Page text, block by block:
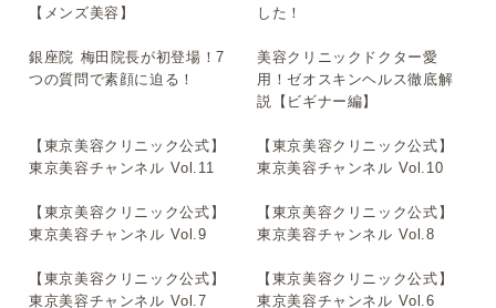
【メンズ美容】
した！
▶
銀座院 梅田院長が初登場！7
つの質問で素顔に迫る！
▶
美容クリニックドクター愛
用！ゼオスキンヘルス徹底解
説【ビギナー編】
▶
【東京美容クリニック公式】
東京美容チャンネル Vol.11
▶
【東京美容クリニック公式】
東京美容チャンネル Vol.10
▶
【東京美容クリニック公式】
東京美容チャンネル Vol.9
▶
【東京美容クリニック公式】
東京美容チャンネル Vol.8
▶
【東京美容クリニック公式】
東京美容チャンネル Vol.7
▶
【東京美容クリニック公式】
東京美容チャンネル Vol.6